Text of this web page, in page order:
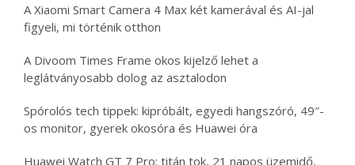
A Xiaomi Smart Camera 4 Max két kamerával és AI-jal
figyeli, mi történik otthon
A Divoom Times Frame okos kijelző lehet a
leglátványosabb dolog az asztalodon
Spórolós tech tippek: kipróbált, egyedi hangszóró, 49″-
os monitor, gyerek okosóra és Huawei óra
Huawei Watch GT 7 Pro: titán tok, 21 napos üzemidő,